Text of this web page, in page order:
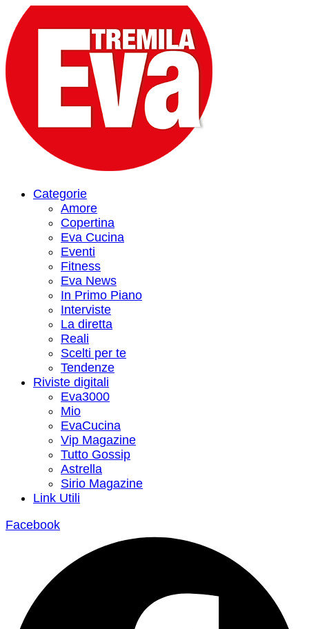
Categorie
Amore
Copertina
Eva Cucina
Eventi
Fitness
Eva News
In Primo Piano
Interviste
La diretta
Reali
Scelti per te
Tendenze
Riviste digitali
Eva3000
Mio
EvaCucina
Vip Magazine
Tutto Gossip
Astrella
Sirio Magazine
Link Utili
Facebook